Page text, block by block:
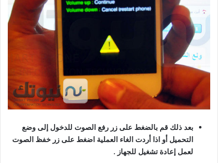
بعد ذلك قم بالضغط على زر رفع الصوت للدخول إلى وضع
التحميل أو اذا أردت الغاء العملية اضغط على زر خفظ الصوت
لعمل إعادة تشغيل للجهاز .